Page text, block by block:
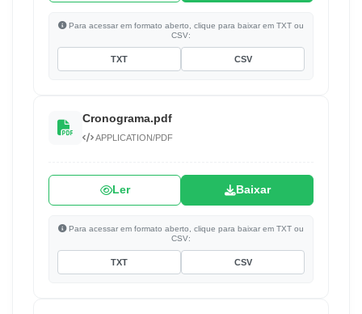
Para acessar em formato aberto, clique para baixar em TXT ou
CSV:
TXT CSV
Cronograma.pdf
APPLICATION/PDF
Ler Baixar
Para acessar em formato aberto, clique para baixar em TXT ou
CSV:
TXT CSV